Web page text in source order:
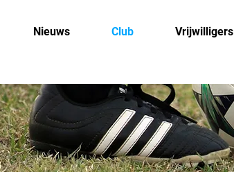
Nieuws Club Vrijwilligers